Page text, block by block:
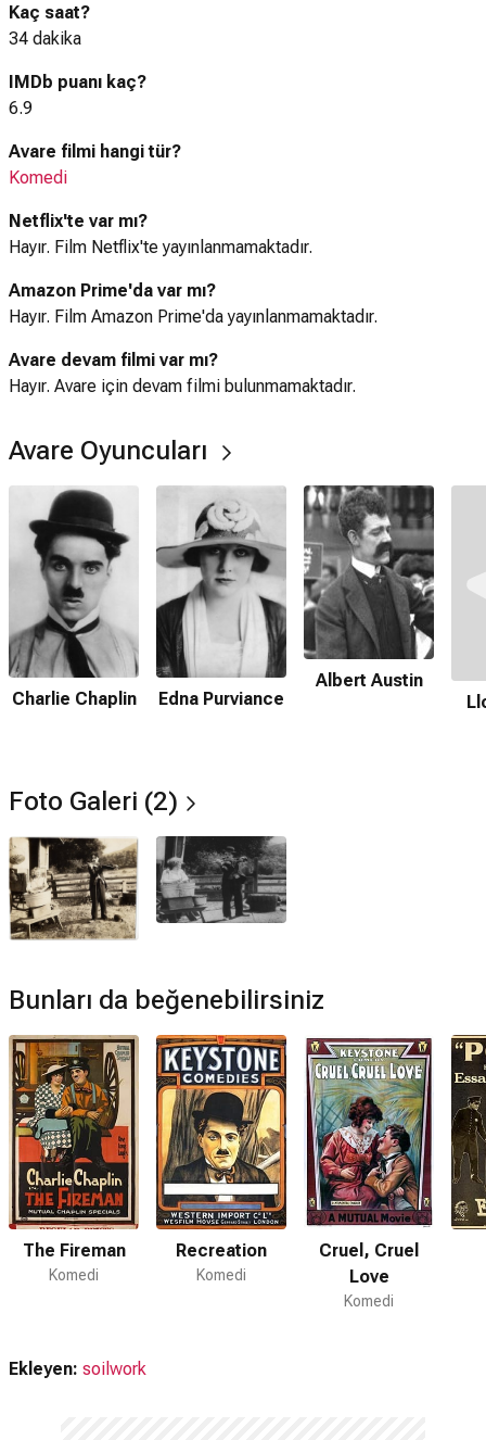
bir portresini yapar. Edna da bu nazik adamdan hoşlanır. Bu
ressamın sergisine gelen Edna' nın annesi resimdekinin
yıllardır aradığı kızı olduğunu fark edince ressamin yardımıyla
hemen onu bulur. Yaptığı iyilikler için Charlie'ye para vermek
götürülür ve yalnız kalan Charlie kahrolur. Fakat film mutlu
sonla bitecek, aslında âşık olduğu kişinin ressam değil de
götürecektir.
Kaç saat?
34 dakika
IMDb puanı kaç?
6.9
Avare filmi hangi tür?
Komedi
Netflix'te var mı?
Hayır. Film Netflix'te yayınlanmamaktadır.
Amazon Prime'da var mı?
Hayır. Film Amazon Prime'da yayınlanmamaktadır.
Avare devam filmi var mı?
Hayır. Avare için devam filmi bulunmamaktadır.
Avare Oyuncuları
Charlie Chaplin Edna Purviance
Albert Austin
Foto Galeri (2)
Bunları da beğenebilirsiniz
The Fireman
Komedi
Recreation
Komedi
Cruel, Cruel
Love
Komedi
Ekleyen: soilwork